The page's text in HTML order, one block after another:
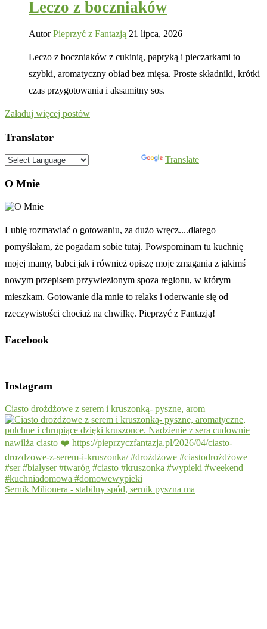
Leczo z boczniaków
AutorPieprzyć z Fantazją 21 lipca, 2026
Leczo z boczniaków z cukinią, papryką i pieczarkami to
szybki, aromatyczny obiad bez mięsa. Proste składniki, krótki
czas przygotowania i aksamitny sos.
Załaduj więcej postów
Translator
Translate
O Mnie
Lubię rozmawiać o gotowaniu, za dużo wręcz....dlatego
pomyślałam, że pogadam sobie tutaj. Powspominam tu kuchnię
mojej mamy, babci jak i również opiszę moje zmagania z jakimś
nowym przepisem przywiezionym spoza regionu, w którym
mieszkam. Gotowanie dla mnie to relaks i oderwanie się od
rzeczywistości chociaż na chwilkę. Pieprzyć z Fantazją!
Facebook
Instagram
Ciasto drożdżowe z serem i kruszonką- pyszne, arom
Sernik Milionera - stabilny spód, sernik pyszna ma